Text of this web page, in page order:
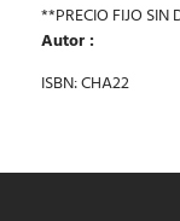
**PRECIO FIJO
Autor :
ISBN: CHA22